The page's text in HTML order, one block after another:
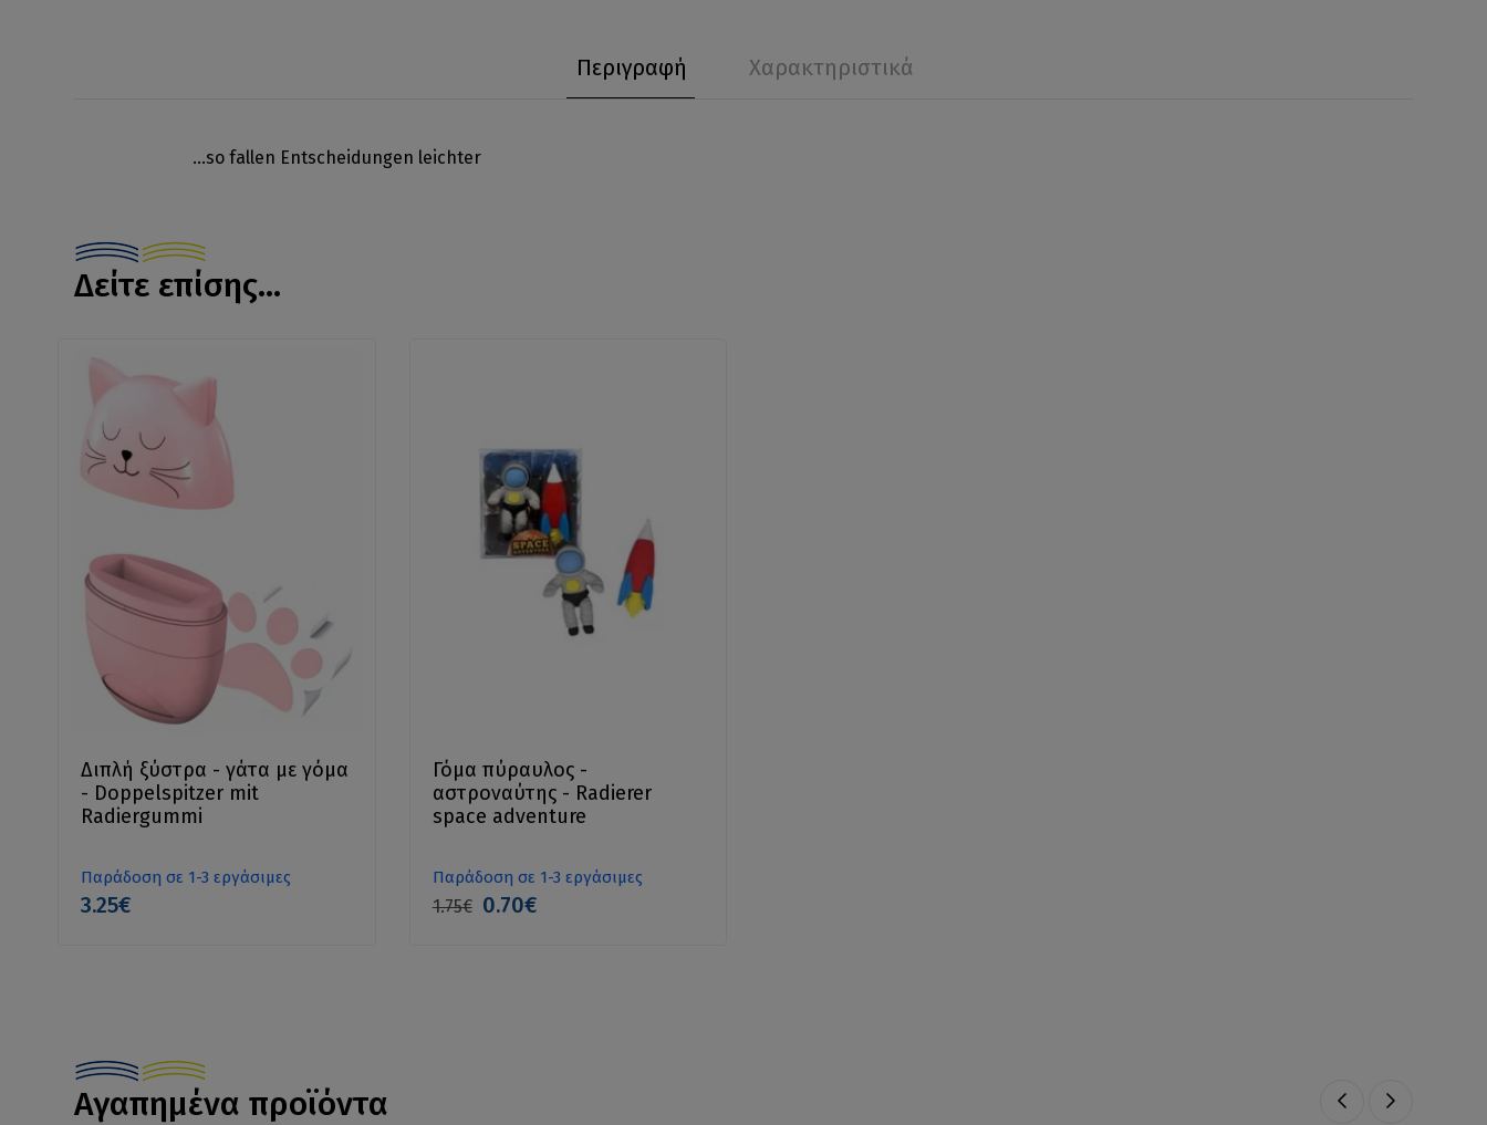
Περιγραφή Χαρακτηριστικά
...so fallen Entscheidungen leichter
Δείτε επίσης...
Διπλή ξύστρα - γάτα με γόμα
- Doppelspitzer mit
Radiergummi
Παράδοση σε 1-3 εργάσιμες
3.25€
Γόμα πύραυλος -
αστροναύτης - Radierer
space adventure
Παράδοση σε 1-3 εργάσιμες
1.75€ 0.70€
Αγαπημένα προϊόντα